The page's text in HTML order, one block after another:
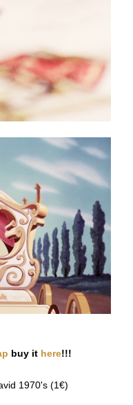
buy it here!!!
1970's (1€)